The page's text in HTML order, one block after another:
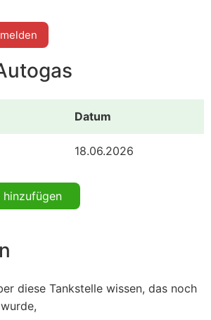
Datum
18.06.2026
hinzufügen
diese Tankstelle wissen, das noch